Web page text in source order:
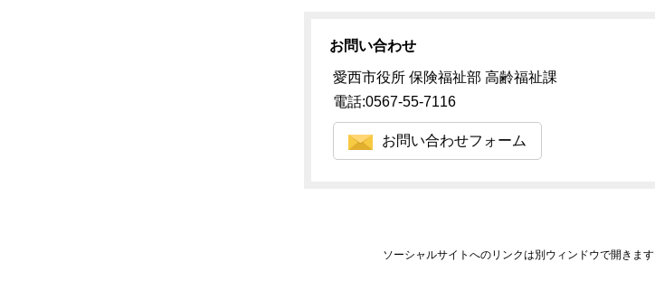
お問い合わせ
愛西市役所 保険福祉部 高齢福祉課
電話:0567-55-7116
お問い合わせフォーム
ソーシャルサイトへのリンクは別ウィンドウで開きます